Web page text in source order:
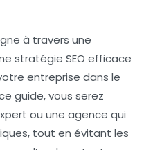
à travers une
stratégie SEO efficace
entreprise dans le
guide, vous serez
ou une agence qui
tout en évitant les